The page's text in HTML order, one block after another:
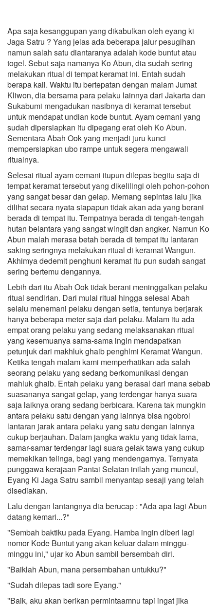
Apa saja kesanggupan yang dikabulkan oleh eyang ki
Jaga Satru ? Yang jelas ada beberapa jalur pesugihan
namun salah satu diantaranya adalah kode buntut atau
togel. Sebut saja namanya Ko Abun, dia sudah sering
melakukan ritual di tempat keramat ini. Entah sudah
berapa kali. Waktu itu bertepatan dengan malam Jumat
Kliwon, dia bersama para pelaku lainnya dari Jakarta dan
Sukabumi mengadukan nasibnya di keramat tersebut
untuk mendapat undian kode buntut. Ayam cemani yang
sudah dipersiapkan itu dipegang erat oleh Ko Abun.
Sementara Abah Ook yang menjadi juru kunci
mempersiapkan ubo rampe untuk segera mengawali
ritualnya.
Selesai ritual ayam cemani itupun dilepas begitu saja di
tempat keramat tersebut yang dikelilingi oleh pohon-pohon
yang sangat besar dan gelap. Memang sepintas lalu jika
dilihat secara nyata siapapun tidak akan ada yang berani
berada di tempat itu. Tempatnya berada di tengah-tengah
hutan belantara yang sangat wingit dan angker. Namun Ko
Abun malah merasa betah berada di tempat itu lantaran
saking seringnya melakukan ritual di keramat Wangun.
Akhimya dedemit penghuni keramat itu pun sudah sangat
sering bertemu dengannya.
Lebih dari itu Abah Ook tidak berani meninggalkan pelaku
ritual sendirian. Dari mulai ritual hingga selesai Abah
selalu menemani pelaku dengan setia, tentunya berjarak
hanya beberapa meter saja dari pelaku. Malam itu ada
empat orang pelaku yang sedang melaksanakan ritual
yang kesemuanya sama-sama ingin mendapatkan
petunjuk dari makhluk ghaib penghlmi Keramat Wangun.
Ketika tengah malam kami memperhatikan ada salah
seorang pelaku yang sedang berkomunikasi dengan
mahluk ghaib. Entah pelaku yang berasal dari mana sebab
suasananya sangat gelap, yang terdengar hanya suara
saja laiknya orang sedang berbicara. Karena tak mungkin
antara pelaku satu dengan yang lainnya bisa ngobrol
lantaran jarak antara pelaku yang satu dengan lainnya
cukup berjauhan. Dalam jangka waktu yang tidak lama,
samar-samar terdengar lagi suara gelak tawa yang cukup
memekikan telinga, bagi yang mendengarnya. Ternyata
punggawa kerajaan Pantai Selatan inilah yang muncul,
Eyang Ki Jaga Satru sambil menyantap sesaji yang telah
disediakan.
Lalu dengan lantangnya dia berucap : "Ada apa lagi Abun
datang kemari...?"
"Sembah baktiku pada Eyang. Hamba ingin diberi lagi
nomor Kode Buntut yang akan keluar dalam minggu-
minggu ini," ujar ko Abun sambil bersembah diri.
"Baiklah Abun, mana persembahan untukku?"
"Sudah dilepas tadi sore Eyang."
"Baik, aku akan berikan permintaamnu tapi ingat jika